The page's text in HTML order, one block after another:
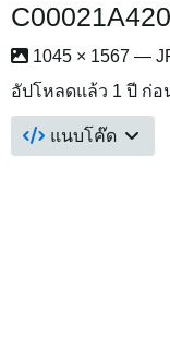
1045 × 1567 —
อัปโหลดแล้ว 1 ปี ก่
แนบโค๊ด